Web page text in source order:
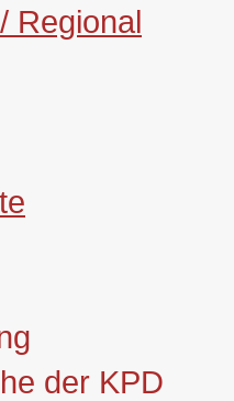
Regional
der KPD